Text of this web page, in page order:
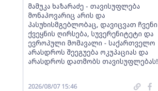
მამუკა ხაზარაძე - თავისუფლება
მონაპოვარიც არის და
პასუხისმგებლობაც, დავიცვათ ჩვენი
ქვეყნის ღირსება, სუვერენიტეტი და
ევროპული მომავალი - საქართველო
არასდროს შეეგუება ოკუპაციას და
არასდროს დათმობს თავისუფლებას!
2026/08/07 15:46